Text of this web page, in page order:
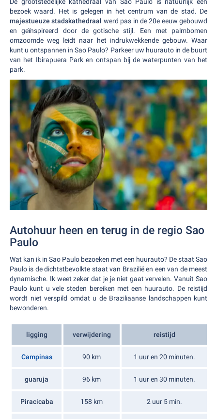
bezoek waard. Het is gelegen in het centrum van de stad. De
majestueuze stadskathedraal werd pas in de 20e eeuw gebouwd
en geïnspireerd door de gotische stijl. Een met palmbomen
omzoomde weg leidt naar het indrukwekkende gebouw. Waar
kunt u ontspannen in Sao Paulo? Parkeer uw huurauto in de buurt
van het Ibirapuera Park en ontspan bij de waterpunten van het
park.
Autohuur heen en terug in de regio Sao
Paulo
Wat kan ik in Sao Paulo bezoeken met een huurauto? De staat Sao
Paulo is de dichtstbevolkte staat van Brazilië en een van de meest
dynamische. Ik weet zeker dat je je niet gaat vervelen. Vanuit Sao
Paulo kunt u vele steden bereiken met een huurauto. De reistijd
wordt niet verspild omdat u de Braziliaanse landschappen kunt
bewonderen.
ligging verwijdering reistijd
Campinas 90 km 1 uur en 20 minuten.
guaruja 96 km 1 uur en 30 minuten.
Piracicaba 158 km 2 uur 5 min.